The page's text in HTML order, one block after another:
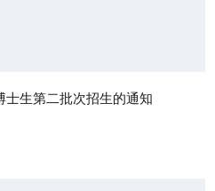
士生第二批次招生的通知